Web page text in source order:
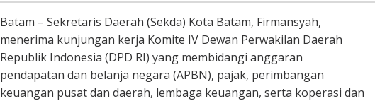
Batam – Sekretaris Daerah (Sekda) Kota Batam, Firmansyah,
menerima kunjungan kerja Komite IV Dewan Perwakilan Daerah
Republik Indonesia (DPD RI) yang membidangi anggaran
pendapatan dan belanja negara (APBN), pajak, perimbangan
keuangan pusat dan daerah, lembaga keuangan, serta koperasi dan